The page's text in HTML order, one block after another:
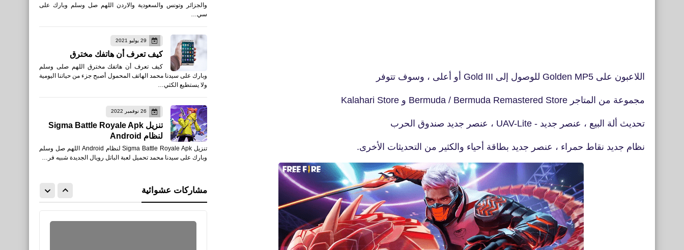
اللاعبون على Golden MP5 للوصول إلى Gold III أو أعلى ، وسوف تتوفر
مجموعة من المتاجر Bermuda / Bermuda Remastered Store و Kalahari Store
تحديث ألة البيع ، عنصر جديد - UAV-Lite ، عنصر جديد صندوق الحرب
نظام جديد نقاط حمراء ، عنصر جديد بطاقة أحياء والكثير من التحديثات الأخرى.
والجزائر وتونس والسعودية والاردن اللهم صل وسلم وبارك على
سي…
29 يوليو 2021
كيف تعرف أن هاتفك مخترق
كيف تعرف أن هاتفك مخترق اللهم صلى وسلم
وبارك على سيدنا محمد الهاتف المحمول أصبح جزء من حياتنا اليومية
ولا يستطيع الكثي…
26 نوفمبر 2022
تنزيل Sigma Battle Royale Apk
لنظام Android
تنزيل Sigma Battle Royale Apk لنظام Android اللهم صل وسلم
وبارك على سيدنا محمد تحميل لعبة الباتل رويال الجديدة شبيه فر…
مشاركات عشوائية
العاب
تحميل قارينا فري فاير: عصر
جديد Free Fire - The New
Era لأجهزة iPhone و iPad
العاب
Era للأندرويد APK - TapTap
fovtech
02 ديسمبر 2021